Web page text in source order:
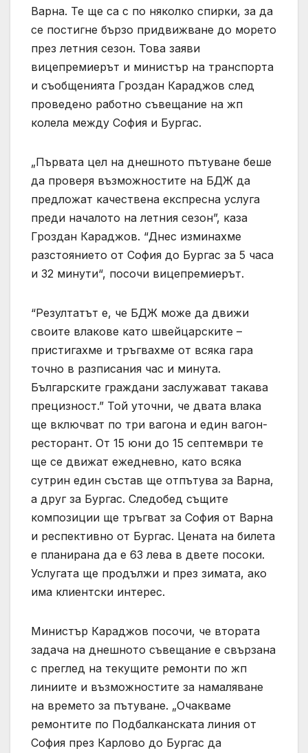
Варна. Те ще са с по няколко спирки, за да
се постигне бързо придвижване до морето
през летния сезон. Това заяви
вицепремиерът и министър на транспорта
и съобщенията Гроздан Караджов след
проведено работно съвещание на жп
колела между София и Бургас.
„Първата цел на днешното пътуване беше
да проверя възможностите на БДЖ да
предложат качествена експресна услуга
преди началото на летния сезон”, каза
Гроздан Караджов. “Днес изминахме
разстоянието от София до Бургас за 5 часа
и 32 минути“, посочи вицепремиерът.
“Резултатът е, че БДЖ може да движи
своите влакове като швейцарските –
пристигахме и тръгвахме от всяка гара
точно в разписания час и минута.
Българските граждани заслужават такава
прецизност.” Той уточни, че двата влака
ще включват по три вагона и един вагон-
ресторант. От 15 юни до 15 септември те
ще се движат ежедневно, като всяка
сутрин един състав ще отпътува за Варна,
а друг за Бургас. Следобед същите
композиции ще тръгват за София от Варна
и респективно от Бургас. Цената на билета
е планирана да е 63 лева в двете посоки.
Услугата ще продължи и през зимата, ако
има клиентски интерес.
Министър Караджов посочи, че втората
задача на днешното съвещание е свързана
с преглед на текущите ремонти по жп
линиите и възможностите за намаляване
на времето за пътуване. „Очакваме
ремонтите по Подбалканската линия от
София през Карлово до Бургас да